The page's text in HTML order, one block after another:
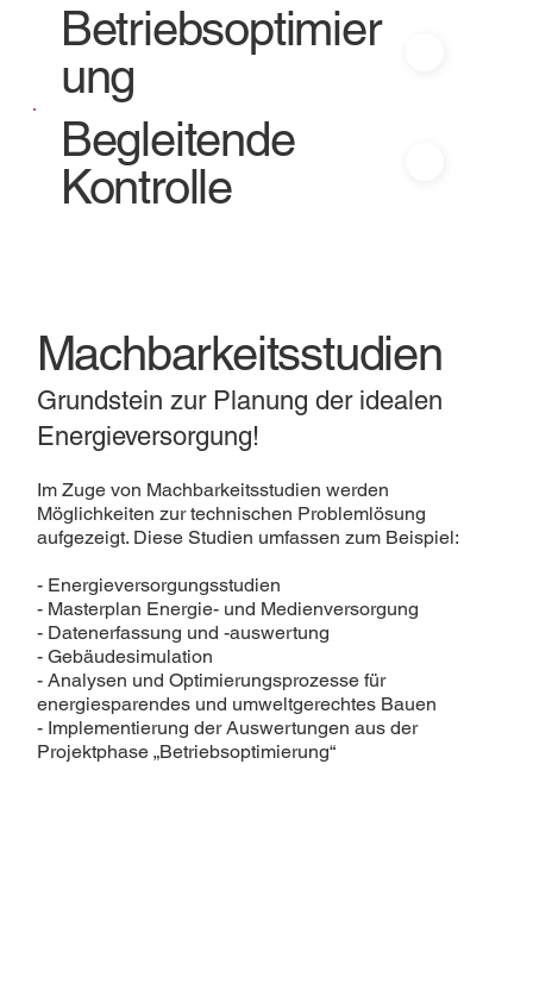
Betriebsoptimier
ung
Begleitende
Kontrolle
Machbarkeitsstudien
Grundstein zur Planung der idealen
Energieversorgung!
Im Zuge von Machbarkeitsstudien werden
Möglichkeiten zur technischen Problemlösung
aufgezeigt. Diese Studien umfassen zum Beispiel:
- Energieversorgungsstudien
- Masterplan Energie- und Medienversorgung
- Datenerfassung und -auswertung
- Gebäudesimulation
- Analysen und Optimierungsprozesse für
energiesparendes und umweltgerechtes Bauen
- Implementierung der Auswertungen aus der
Projektphase „Betriebsoptimierung“